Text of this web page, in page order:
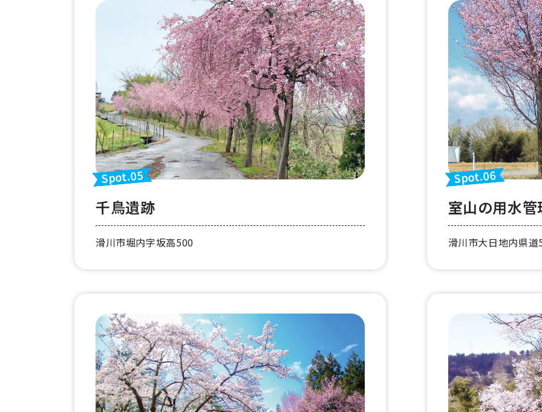
Spot.05
千鳥遺跡
滑川市堀内字坂高500
Spot.06
室山の用水
滑川市大日地内県